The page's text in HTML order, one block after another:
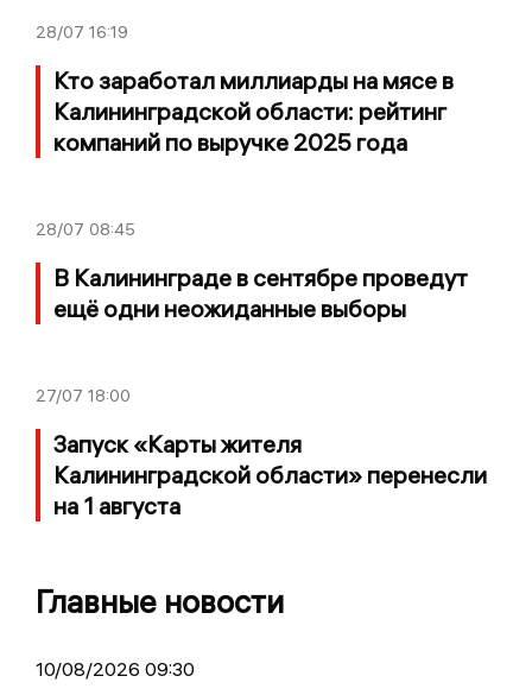
28/07 16:19
Кто заработал миллиарды на мясе в
Калининградской области: рейтинг
компаний по выручке 2025 года
28/07 08:45
В Калининграде в сентябре проведут
ещё одни неожиданные выборы
27/07 18:00
Запуск «Карты жителя
Калининградской области» перенесли
на 1 августа
Главные новости
10/08/2026 09:30